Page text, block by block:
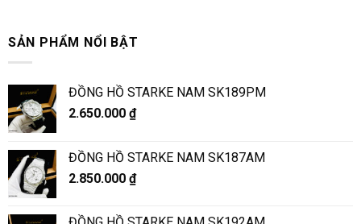
SẢN PHẨM NỔI BẬT
ĐỒNG HỒ STARKE NAM SK189PM
2.650.000 ₫
ĐỒNG HỒ STARKE NAM SK187AM
2.850.000 ₫